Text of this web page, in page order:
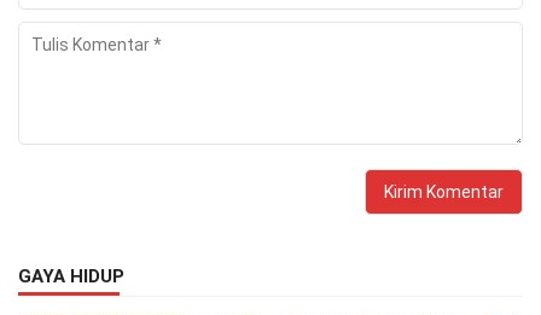
GAYA HIDUP